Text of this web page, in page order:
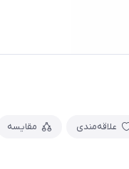
علاقه‌مندی مقایسه